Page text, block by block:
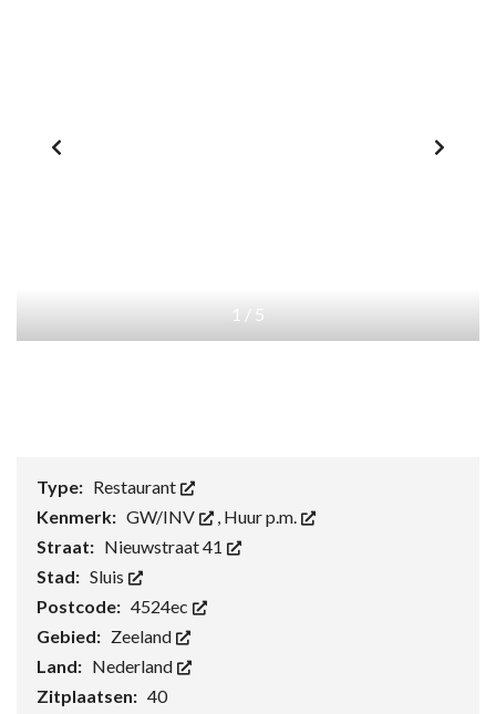
1 / 5
Type: Restaurant
Kenmerk: GW/INV , Huur p.m.
Straat: Nieuwstraat 41
Stad: Sluis
Postcode: 4524ec
Gebied: Zeeland
Land: Nederland
Zitplaatsen: 40